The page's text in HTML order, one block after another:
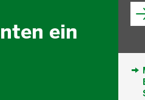
ein